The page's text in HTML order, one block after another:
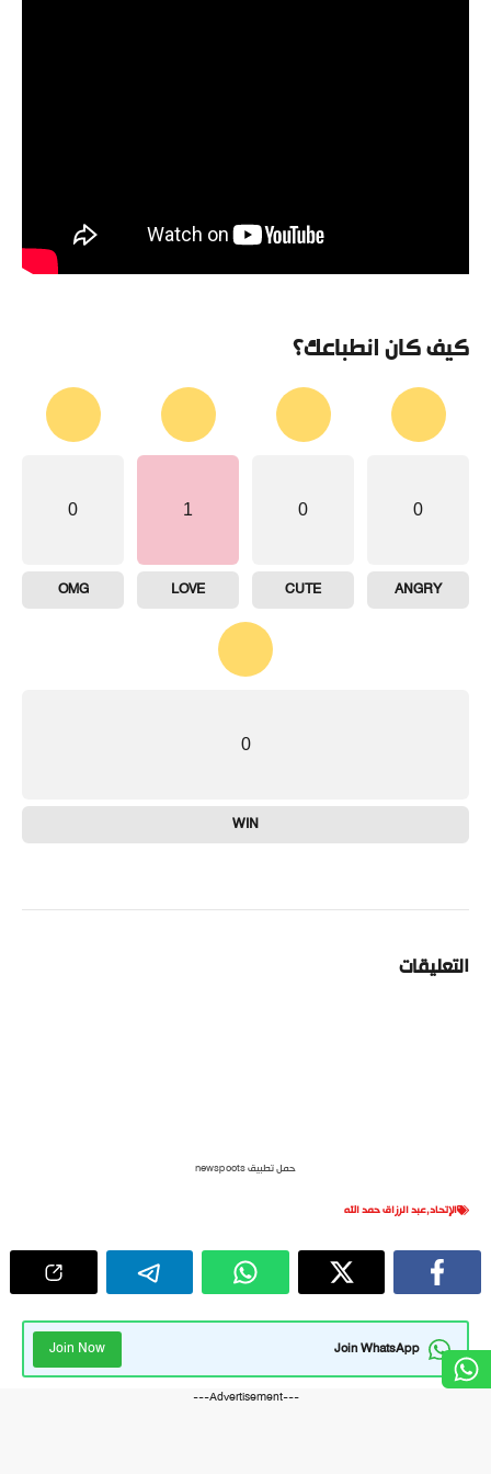
كيف كان انطباعك؟
0
ANGRY
0
CUTE
1
LOVE
0
OMG
0
WIN
التعليقات
حمل تطبيق newspoots
الإتحاد,عبد الرزاق حمد الله
Join WhatsApp
Join Now
---Advertisement---